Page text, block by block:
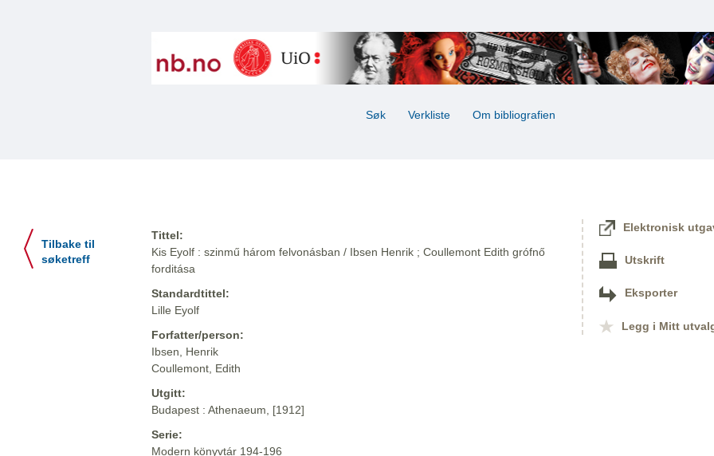
Søk Verkliste Om bibliografien
Tilbake til
søketreff
Tittel:
Kis Eyolf : szinmű három felvonásban / Ibsen Henrik ; Coullemont Edith grófnő
forditása
Standardtittel:
Lille Eyolf
Forfatter/person:
Ibsen, Henrik
Coullemont, Edith
Utgitt:
Budapest : Athenaeum, [1912]
Serie:
Modern könyvtár 194-196
Elektronisk
Utskrift
Eksporter
Legg i Mitt